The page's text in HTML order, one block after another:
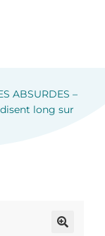
ABSURDES –
long sur